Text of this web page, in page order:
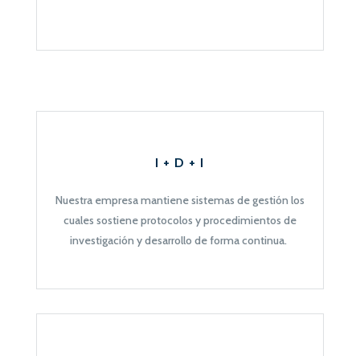
I + D + I
Nuestra empresa mantiene sistemas de gestión los
cuales sostiene protocolos y procedimientos de
investigación y desarrollo de forma continua.